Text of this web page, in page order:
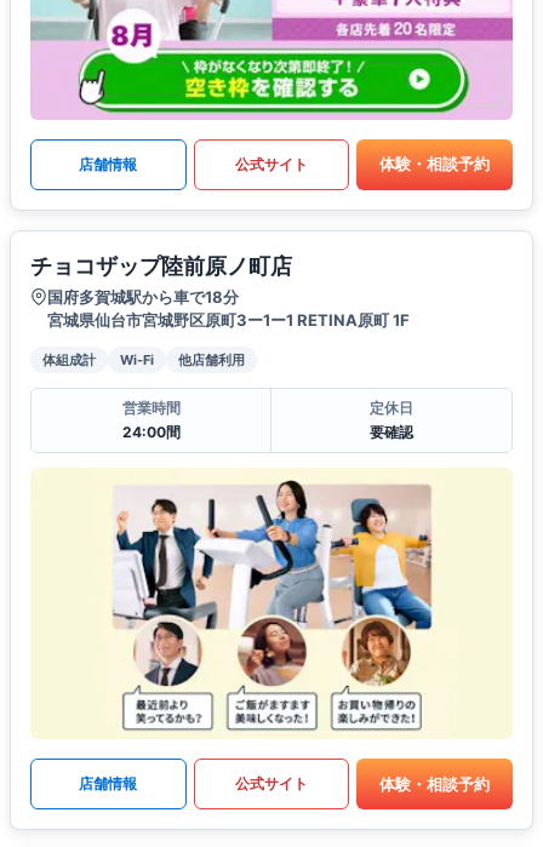
店舗情報 公式サイト 体験・相談予約
チョコザップ陸前原ノ町店
国府多賀城駅から車で18分
宮城県仙台市宮城野区原町3ー1ー1 RETINA原町 1F
体組成計 Wi-Fi 他店舗利用
営業時間
24:00間
定休日
要確認
店舗情報 公式サイト 体験・相談予約